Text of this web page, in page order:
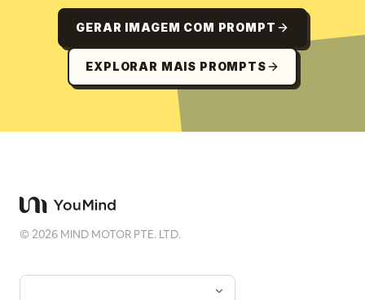
GERAR IMAGEM COM PROMPT
EXPLORAR MAIS PROMPTS
©2026 MIND MOTOR PTE. LTD.